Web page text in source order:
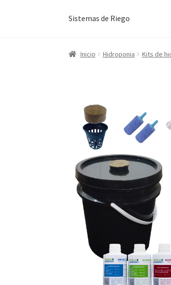
Sistemas de Riego
Inicio Hidroponia Kits de